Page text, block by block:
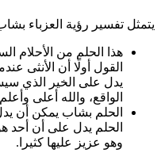
يتمثل تفسير رؤية العزباء
هذا الحلم من الأحلام
القول أولًا أن الأنثى
يدل على الخير الذي
الواقع، والله أعلى
الحلم بشاب يمكن أن
الحلم يدل على أن أحد
وهو عزيز عليها كثيرا.